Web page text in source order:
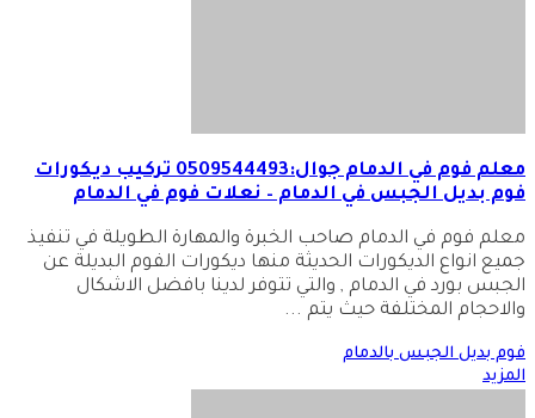
معلم فوم في الدمام جوال:0509544493 تركيب ديكورات
فوم بديل الجبس في الدمام – نعلات فوم في الدمام
معلم فوم في الدمام صاحب الخبرة والمهارة الطويلة في تنفيذ
جميع انواع الديكورات الحديثة منها ديكورات الفوم البديلة عن
الجبس بورد في الدمام , والتي تتوفر لدينا بافضل الاشكال
والاحجام المختلفة حيث يتم ...
فوم بديل الجبس بالدمام
المزيد